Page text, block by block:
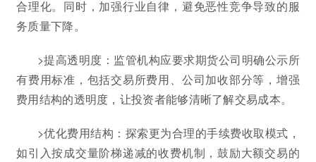
合理化。同时，加强行业自律，避免恶性竞争导致的服
务质量下降。
>提高透明度：监管机构应要求期货公司明确公示所
有费用标准，包括交易所费用、公司加收部分等，增强
费用结构的透明度，让投资者能够清晰了解交易成本。
>优化费用结构：探索更为合理的手续费收取模式，
如引入按成交量阶梯递减的收费机制，鼓励大额交易的